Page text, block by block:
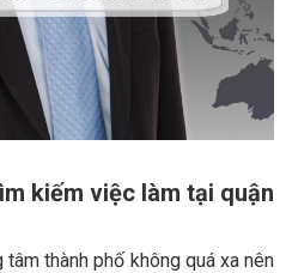
kiếm việc làm tại quận
tâm thành phố không quá xa nên